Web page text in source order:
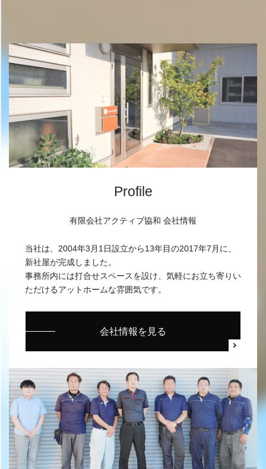
Profile
有限会社アクティブ協和 会社情報
当社は、2004年3月1日設立から13年目の2017年7月に、
新社屋が完成しました。
事務所内には打合せスペースを設け、気軽にお立ち寄りい
ただけるアットホームな雰囲気です。
会社情報を見る